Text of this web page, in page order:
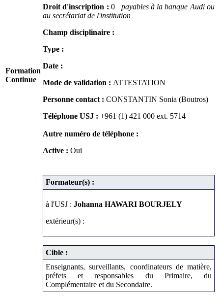
Formation
Continue
Droit d'inscription : 0 payables à la banque Audi ou
au secrétariat de l'institution
Champ disciplinaire :
Type :
Date :
Mode de validation : ATTESTATION
Personne contact : CONSTANTIN Sonia (Boutros)
Téléphone USJ : +961 (1) 421 000 ext. 5714
Autre numéro de téléphone :
Active : Oui
Formateur(s) :
à l'USJ : Johanna HAWARI BOURJELY
extérieur(s) :
Cible :
Enseignants, surveillants, coordinateurs de matière,
préfets et responsables du Primaire, du
Complémentaire et du Secondaire.